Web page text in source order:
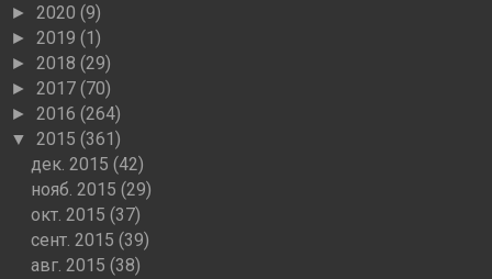
► 2020 (9)
► 2019 (1)
► 2018 (29)
► 2017 (70)
► 2016 (264)
▼ 2015 (361)
дек. 2015(42)
нояб. 2015(29)
окт. 2015(37)
сент. 2015(39)
авг. 2015(38)